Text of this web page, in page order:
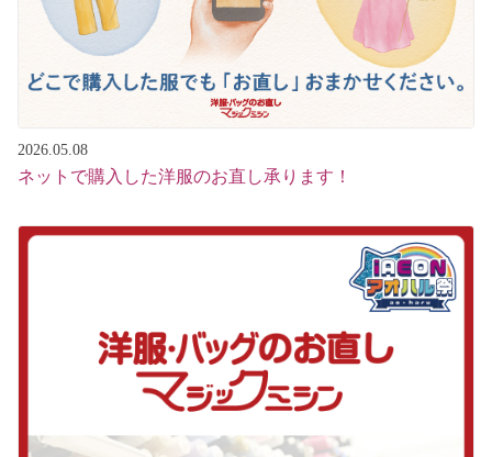
2026.05.08
ネットで購入した洋服のお直し承ります！